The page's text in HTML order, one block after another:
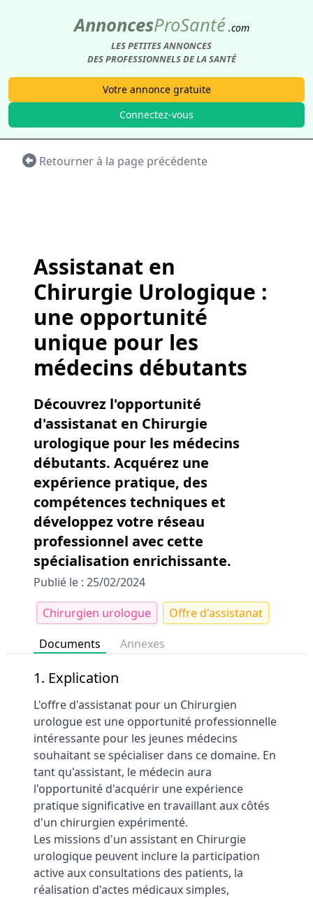
AnnoncesProSanté .com
LES PETITES ANNONCES
DES PROFESSIONNELS DE LA SANTÉ
Votre annonce gratuite
Connectez-vous
Retourner à la page précédente
Assistanat en
Chirurgie Urologique :
une opportunité
unique pour les
médecins débutants
Découvrez l'opportunité
d'assistanat en Chirurgie
urologique pour les médecins
débutants. Acquérez une
expérience pratique, des
compétences techniques et
développez votre réseau
professionnel avec cette
spécialisation enrichissante.
Publié le : 25/02/2024
Chirurgien urologue
Offre d'assistanat
Documents
Annexes
1. Explication
L'offre d'assistanat pour un Chirurgien
urologue est une opportunité professionnelle
intéressante pour les jeunes médecins
souhaitant se spécialiser dans ce domaine. En
tant qu'assistant, le médecin aura
l'opportunité d'acquérir une expérience
pratique significative en travaillant aux côtés
d'un chirurgien expérimenté.
Les missions d'un assistant en Chirurgie
urologique peuvent inclure la participation
active aux consultations des patients, la
réalisation d'actes médicaux simples,